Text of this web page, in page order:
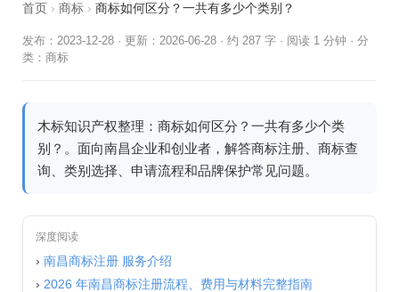
首页 › 商标 › 商标如何区分？一共有多少个类别？
发布：2023-12-28 · 更新：2026-06-28 · 约 287 字 · 阅读 1 分钟 · 分
类： 商标
木标知识产权整理：商标如何区分？一共有多少个类
别？。面向南昌企业和创业者，解答商标注册、商标查
询、类别选择、申请流程和品牌保护常见问题。
深度阅读
› 南昌商标注册 服务介绍
› 2026 年南昌商标注册流程、费用与材料完整指南